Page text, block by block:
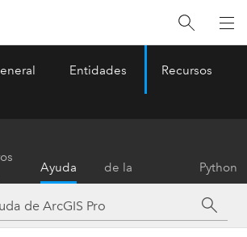
Entidades Recursos
Ayuda
de la
herramienta
Python